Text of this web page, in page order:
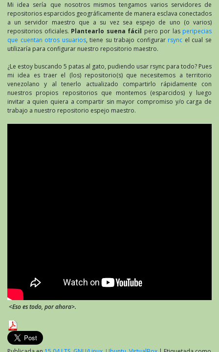
Mi idea sería que nosotros mismos tengamos varios servidores de
repositorios esparcidos geográficamente de manera esclava conectados
a un servidor maestro que a su vez sea espejo de uno (o varios)
repositorios oficiales. Plantearlo suena fácil pero por las peripecias
que cuentan otros usuarios, tiene su trabajo configurar rsync el cual se
utilizaría para configurar nuestro repositorio maestro.
¿Le estoy buscando 5 patas al gato, pudiendo usar rsync para todo? Pues
mi idea es traer el (los) repositorio(s) que necesitemos a territorio
venezolano y al tenerlo actualizado compartirlo rápidamente con
nuestros propios repositorios que montemos (esparcidos) y luego
invitar a quien quiera a compartir sin mayor compromiso y/o carga de
trabajo a nuestro repositorio espejo maestro.
<Eso es todo, por ahora>.